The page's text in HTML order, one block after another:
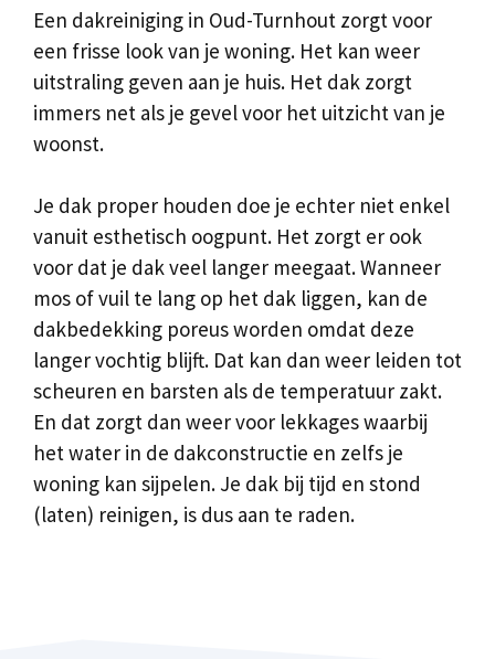
Een dakreiniging in Oud-Turnhout zorgt voor
een frisse look van je woning. Het kan weer
uitstraling geven aan je huis. Het dak zorgt
immers net als je gevel voor het uitzicht van je
woonst.
Je dak proper houden doe je echter niet enkel
vanuit esthetisch oogpunt. Het zorgt er ook
voor dat je dak veel langer meegaat. Wanneer
mos of vuil te lang op het dak liggen, kan de
dakbedekking poreus worden omdat deze
langer vochtig blijft. Dat kan dan weer leiden tot
scheuren en barsten als de temperatuur zakt.
En dat zorgt dan weer voor lekkages waarbij
het water in de dakconstructie en zelfs je
woning kan sijpelen. Je dak bij tijd en stond
(laten) reinigen, is dus aan te raden.